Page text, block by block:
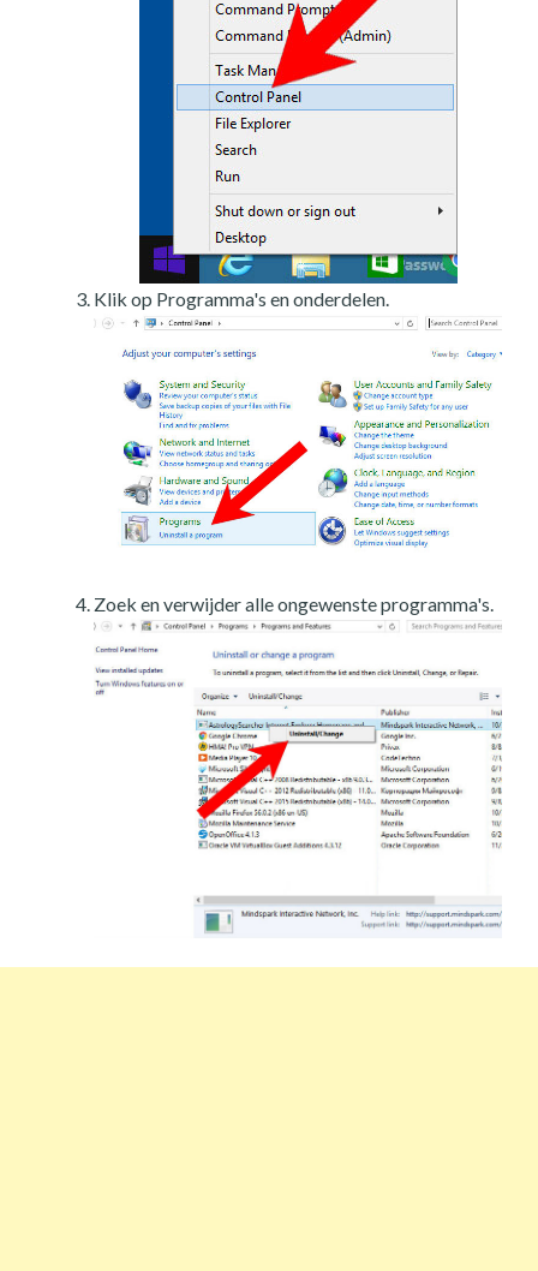
Klik op Programma's en onderdelen.
Zoek en verwijder alle ongewenste programma's.